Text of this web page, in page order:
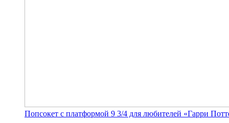
Попсокет с платформой 9 3/4 для любителей «Гарри